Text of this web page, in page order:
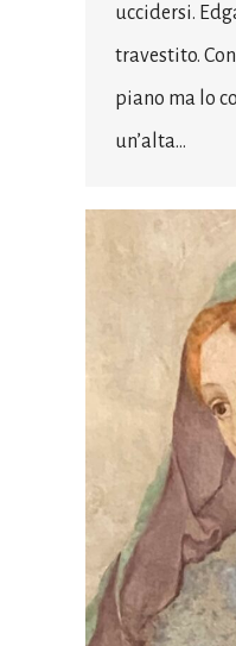
uccidersi.
travestito.
piano ma lo
un’alta…